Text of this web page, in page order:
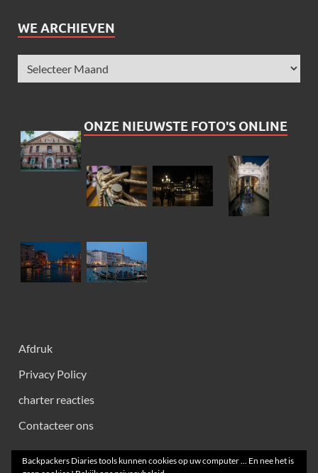
WE ARCHIEVEN
ONZE NIEUWSTE FOTO'S ONLINE
Afdruk
Privacy Policy
charter reacties
Contacteer ons
Backpackers Diaries tools kunnen cookies op uw computer ... En nee het is